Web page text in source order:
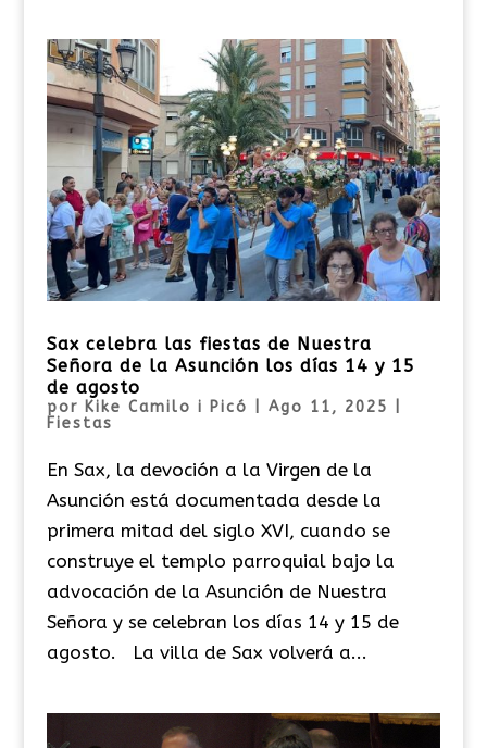
Sax celebra las fiestas de Nuestra
Señora de la Asunción los días 14 y 15
de agosto
por Kike Camilo i Picó Ago 11, 2025
Fiestas
En Sax, la devoción a la Virgen de la
Asunción está documentada desde la
primera mitad del siglo XVI, cuando se
construye el templo parroquial bajo la
advocación de la Asunción de Nuestra
Señora y se celebran los días 14 y 15 de
agosto. La villa de Sax volverá a...